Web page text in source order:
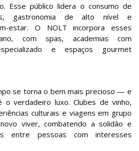
Esse público lidera o consumo de
gastronomia de alto nível e
estar. O NOLT incorpora esses
com spas, academias com
e espaços gourmet
se torna o bem mais precioso — e
o verdadeiro luxo. Clubes de vinho,
culturais e viagens em grupo
viver, combatendo a solidão e
entre pessoas com interesses